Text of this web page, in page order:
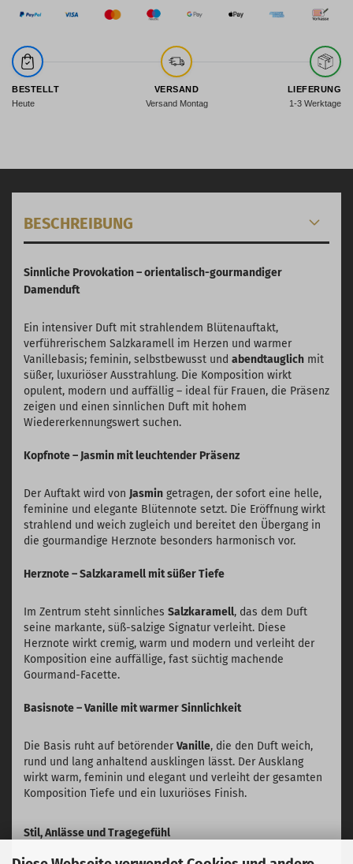
BESTELLT
Heute
VERSAND
Versand Montag
LIEFERUNG
1-3 Werktage
BESCHREIBUNG
Sinnliche Provokation – orientalisch-gourmandiger
Damenduft
Ein intensiver Duft mit strahlendem Blütenauftakt,
verführerischem Salzkaramell im Herzen und warmer
Vanillebasis; feminin, selbstbewusst und abendtauglich mit
süßer, luxuriöser Ausstrahlung. Die Komposition wirkt
opulent, modern und auffällig – ideal für Frauen, die Präsenz
zeigen und einen sinnlichen Duft mit hohem
Wiedererkennungswert suchen.
Kopfnote – Jasmin mit leuchtender Präsenz
Der Auftakt wird von Jasmin getragen, der sofort eine helle,
feminine und elegante Blütennote setzt. Die Eröffnung wirkt
strahlend und weich zugleich und bereitet den Übergang in
die gourmandige Herznote besonders harmonisch vor.
Herznote – Salzkaramell mit süßer Tiefe
Im Zentrum steht sinnliches Salzkaramell, das dem Duft
seine markante, süß-salzige Signatur verleiht. Diese
Herznote wirkt cremig, warm und modern und verleiht der
Komposition eine auffällige, fast süchtig machende
Gourmand-Facette.
Basisnote – Vanille mit warmer Sinnlichkeit
Die Basis ruht auf betörenderVanille, die den Duft weich,
rund und lang anhaltend ausklingen lässt. Der Ausklang
wirkt warm, feminin und elegant und verleiht der gesamten
Komposition Tiefe und ein luxuriöses Finish.
Stil, Anlässe und Tragegefühl